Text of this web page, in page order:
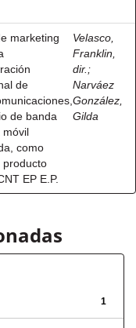
marketing
de
de banda
móvil
como
producto
EP E.P.
Velasco,
Franklin,
dir. ;
Narváez
González,
Gilda
1